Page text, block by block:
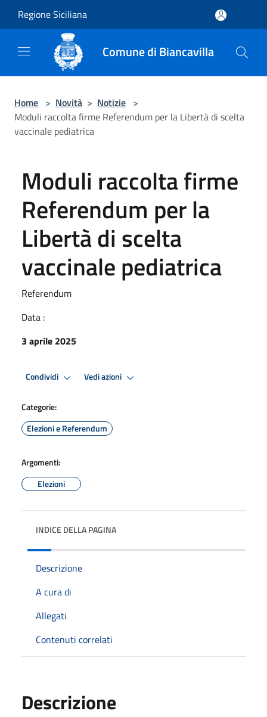
Regione Siciliana
Comune di Biancavilla
Home > Novità > Notizie >
Moduli raccolta firme Referendum per la Libertà di scelta
vaccinale pediatrica
Moduli raccolta firme
Referendum per la
Libertà di scelta
vaccinale pediatrica
Referendum
Data :
3 aprile 2025
Condividi Vedi azioni
Categorie:
Elezioni e Referendum
Argomenti:
Elezioni
INDICE DELLA PAGINA
Descrizione
A cura di
Allegati
Contenuti correlati
Descrizione